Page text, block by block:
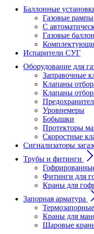
Баллонные
Газовые рампы
С
Газовые
Испарители СУГ
Оборудование для
Заправочные
Клапаны
Клапаны
Уровнемеры
Бобышки
Протекторы
Скоростные
Сигнализаторы
Трубы и фитинги
Фитинги для
Краны для
Запорная арматура
Краны для
Шаровые